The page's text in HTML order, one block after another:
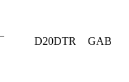
D20DTR
GAB